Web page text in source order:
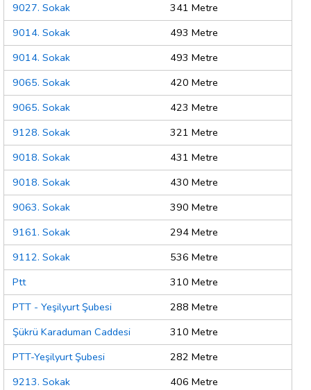
9027. Sokak
341 Metre
9014. Sokak
493 Metre
9014. Sokak
493 Metre
9065. Sokak
420 Metre
9065. Sokak
423 Metre
9128. Sokak
321 Metre
9018. Sokak
431 Metre
9018. Sokak
430 Metre
9063. Sokak
390 Metre
9161. Sokak
294 Metre
9112. Sokak
536 Metre
Ptt
310 Metre
PTT - Yeşilyurt Şubesi
288 Metre
Şükrü Karaduman Caddesi
310 Metre
PTT-Yeşilyurt Şubesi
282 Metre
9213. Sokak
406 Metre